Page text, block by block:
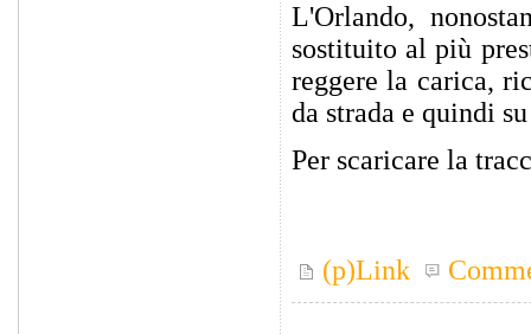
L'Orlando,
sostituito al più
reggere la carica,
da strada e quindi
Per scaricare la
(p)Link